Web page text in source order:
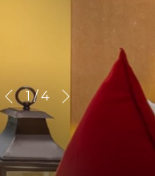
Slideshow
control
buttons
Clicking
on
the
following
links
Previous
1/4 Next